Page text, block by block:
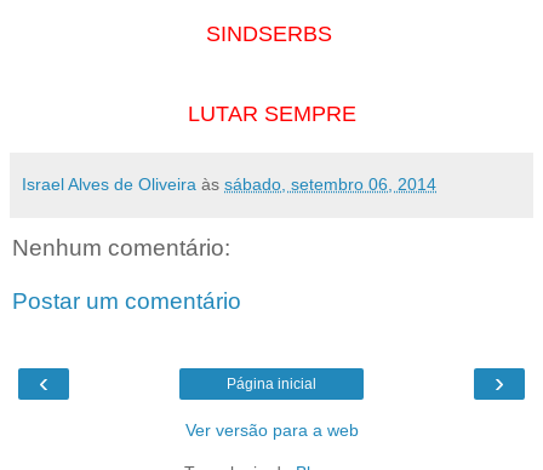
SINDSERBS
LUTAR SEMPRE
Israel Alves de Oliveira às sábado, setembro 06, 2014
Nenhum comentário:
Postar um comentário
‹ ›
Página inicial
Ver versão para a web